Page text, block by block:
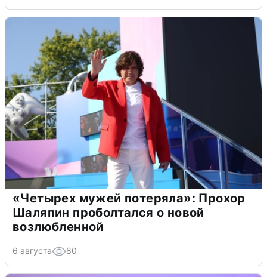
«Четырех мужей потеряла»: Прохор
Шаляпин проболтался о новой
возлюбленной
6 августа 80